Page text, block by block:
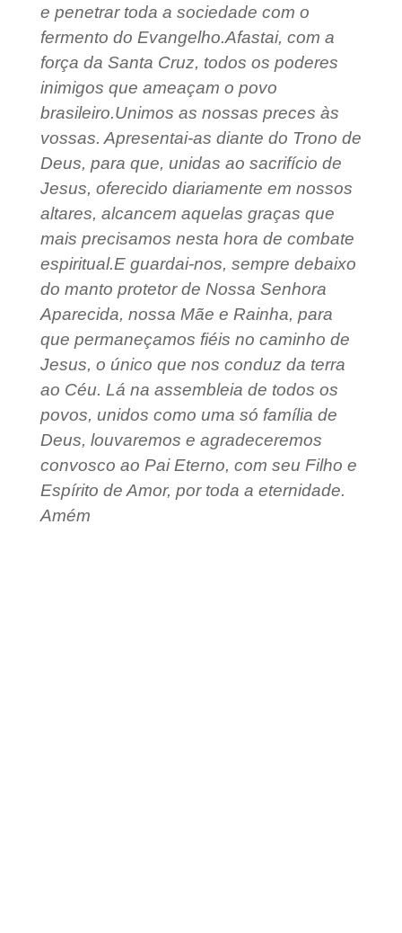
e penetrar toda a sociedade com o
fermento do Evangelho.Afastai, com a
força da Santa Cruz, todos os poderes
inimigos que ameaçam o povo
brasileiro.Unimos as nossas preces às
vossas. Apresentai-as diante do Trono de
Deus, para que, unidas ao sacrifício de
Jesus, oferecido diariamente em nossos
altares, alcancem aquelas graças que
mais precisamos nesta hora de combate
espiritual.E guardai-nos, sempre debaixo
do manto protetor de Nossa Senhora
Aparecida, nossa Mãe e Rainha, para
que permaneçamos fiéis no caminho de
Jesus, o único que nos conduz da terra
ao Céu. Lá na assembleia de todos os
povos, unidos como uma só família de
Deus, louvaremos e agradeceremos
convosco ao Pai Eterno, com seu Filho e
Espírito de Amor, por toda a eternidade.
Amém